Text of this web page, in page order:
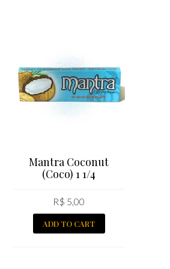
Mantra Coconut
(Coco) 1 1/4
R$ 5,00
ADD TO CART